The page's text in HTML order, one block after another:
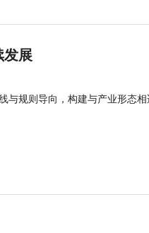
发展
与规则导向，构建与产业形态